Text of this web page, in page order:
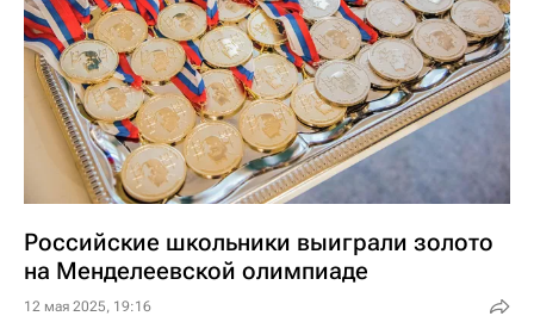
Российские школьники выиграли золото
на Менделеевской олимпиаде
12 мая 2025, 19:16